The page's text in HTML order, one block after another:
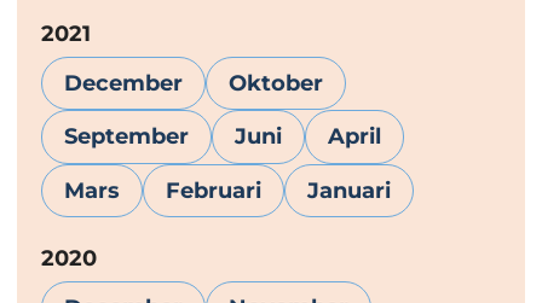
År:
2021
December
Oktober
September Juni April
Mars Februari Januari
År:
2020